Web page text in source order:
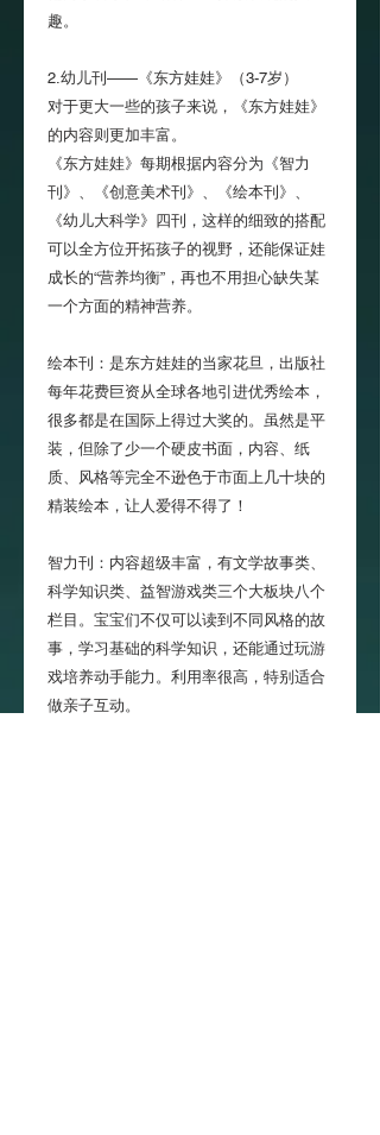
趣。
2.幼儿刊——《东方娃娃》（3-7岁）
对于更大一些的孩子来说，《东方娃娃》
的内容则更加丰富。
《东方娃娃》每期根据内容分为《智力
刊》、《创意美术刊》、《绘本刊》、
《幼儿大科学》四刊，这样的细致的搭配
可以全方位开拓孩子的视野，还能保证娃
成长的“营养均衡”，再也不用担心缺失某
一个方面的精神营养。
绘本刊：是东方娃娃的当家花旦，出版社
每年花费巨资从全球各地引进优秀绘本，
很多都是在国际上得过大奖的。虽然是平
装，但除了少一个硬皮书面，内容、纸
质、风格等完全不逊色于市面上几十块的
精装绘本，让人爱得不得了！
智力刊：内容超级丰富，有文学故事类、
科学知识类、益智游戏类三个大板块八个
栏目。宝宝们不仅可以读到不同风格的故
事，学习基础的科学知识，还能通过玩游
戏培养动手能力。利用率很高，特别适合
做亲子互动。